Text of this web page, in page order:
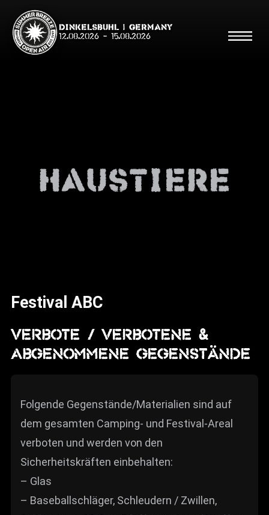
Dinkelsbühl | Germany
12.08.2026 - 15.08.2026
Shop
Info
Media
ZUM SHOP
BARRIEREFREIHEIT
ONLINE
Rückblicke
Galerien
haustiere
Festival ABC
VERBOTE / VERBOTENE &
ABGENOMMENE GEGENSTÄNDE
Folgende Gegenstände/Materialien sind auf
dem gesamten Camping- und Festival-Areal
verboten und werden von den
Sicherheitskräften einbehalten:
– Glas
– Baseballschläger, Schleudern / Zwillen,